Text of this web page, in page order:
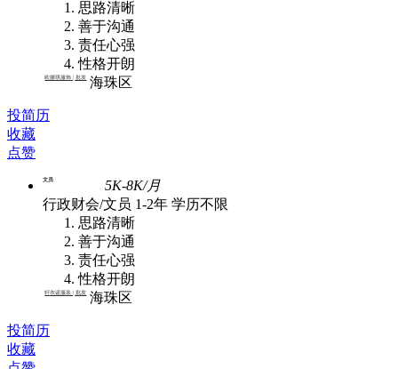
思路清晰
善于沟通
责任心强
性格开朗
欧娜琪服饰 | 批发 海珠区
投简历
收藏
点赞
文员
5K-8K/月
行政财会/文员 1-2年 学历不限
思路清晰
善于沟通
责任心强
性格开朗
轩衣诺服装 | 批发 海珠区
投简历
收藏